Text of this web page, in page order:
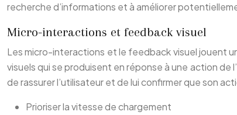
recherche d’informations et à améliorer
Micro-interactions et feedback visuel
Les micro-interactions et le feedback visuel jouent
visuels qui se produisent en réponse à une action de
de rassurer l’utilisateur et de lui confirmer que son
Prioriser la vitesse de chargement